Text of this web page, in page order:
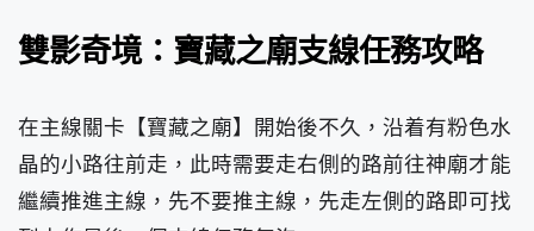
雙影奇境：寶藏之廟支線任務攻略
在主線關卡【寶藏之廟】開始後不久，沿着有粉色水
晶的小路往前走，此時需要走右側的路前往神廟才能
繼續推進主線，先不要推主線，先走左側的路即可找